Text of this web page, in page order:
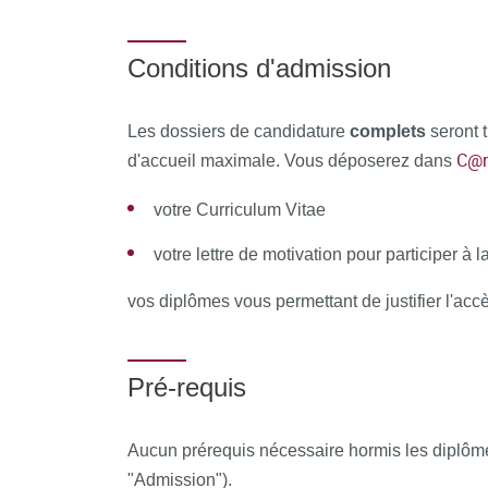
À l’issue de la formation, le stagiaire remplit
Conditions d'admission
Les dossiers de candidature complets seront
d'accueil maximale. Vous déposerez dans
votre Curriculum Vitae
votre lettre de motivation pour participer à
vos diplômes vous permettant de justifier
Pré-requis
Aucun prérequis nécessaire hormis les
"Admission").